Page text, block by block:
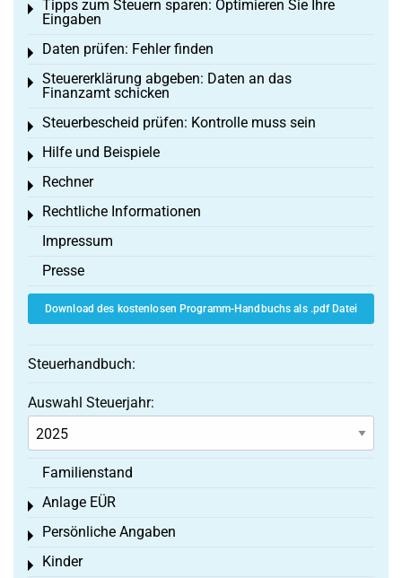
Tipps zum Steuern sparen: Optimieren Sie Ihre
Eingaben
Toggle menu
Daten prüfen: Fehler finden
Toggle menu
Steuererklärung abgeben: Daten an das
Finanzamt schicken
Toggle menu
Steuerbescheid prüfen: Kontrolle muss sein
Toggle menu
Hilfe und Beispiele
Toggle menu
Rechner
Toggle menu
Rechtliche Informationen
Toggle menu
Impressum
Presse
Download des kostenlosen Programm-Handbuchs als .pdf Datei
Steuerhandbuch:
Auswahl Steuerjahr:
Familienstand
Anlage EÜR
Toggle menu
Persönliche Angaben
Toggle menu
Kinder
Toggle menu